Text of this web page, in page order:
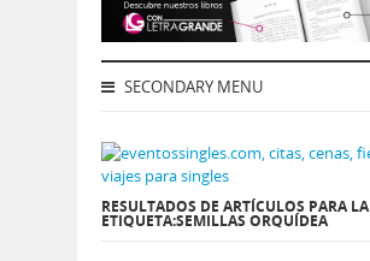
SECONDARY MENU
RESULTADOS DE ARTÍCULOS PARA LA
ETIQUETA:SEMILLAS ORQUÍDEA